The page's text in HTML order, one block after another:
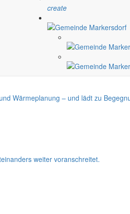
create
und lädt zu verschiedenen
Wärmeplanung – und lädt zu
weiter voranschreitet.